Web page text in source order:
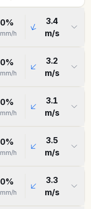
0%
mm/h
3.4
m/s
0%
mm/h
3.2
m/s
0%
mm/h
3.1
m/s
0%
mm/h
3.5
m/s
0%
mm/h
3.3
m/s